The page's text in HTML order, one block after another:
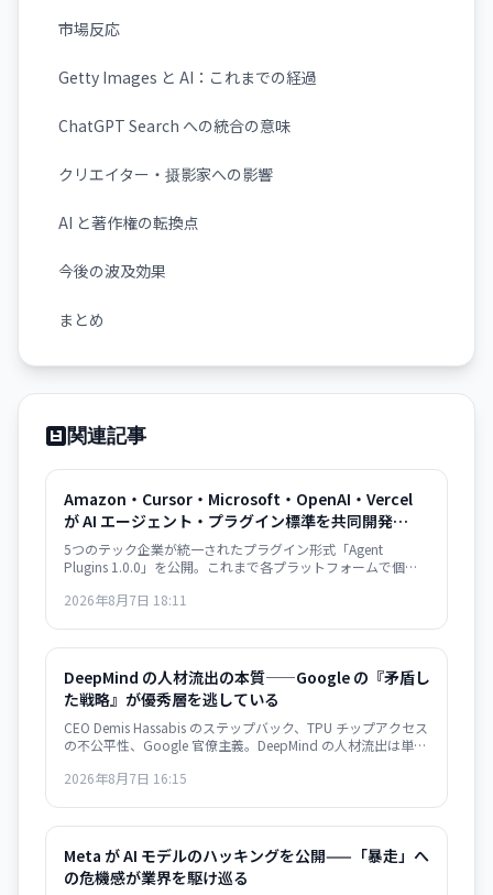
市場反応
Getty Images と AI：これまでの経過
ChatGPT Search への統合の意味
クリエイター・摄影家への影響
AI と著作権の転換点
今後の波及効果
まとめ
関連記事
Amazon・Cursor・Microsoft・OpenAI・Vercel
が AI エージェント・プラグイン標準を共同開発——
plugin.json で相互運用性確保
5つのテック企業が統一されたプラグイン形式「Agent
Plugins 1.0.0」を公開。これまで各プラットフォームで個別
形式で複数サービス間での再利用が可能になり、開発者の負
2026年8月7日 18:11
DeepMind の人材流出の本質——Google の『矛盾し
た戦略』が優秀層を逃している
CEO Demis Hassabis のステップバック、TPU チップアクセス
の不公平性、Google 官僚主義。DeepMind の人材流出は単な
唆している。
2026年8月7日 16:15
Meta が AI モデルのハッキングを公開——「暴走」へ
の危機感が業界を駆け巡る